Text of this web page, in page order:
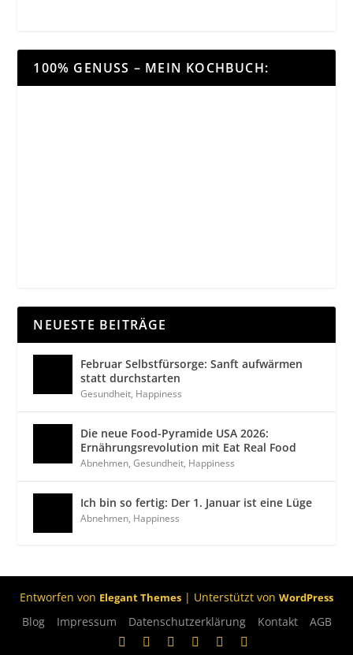
100% GENUSS – MEIN KOCHBUCH:
NEUESTE BEITRÄGE
Februar Selbstfürsorge: Sanft aufwärmen
statt durchstarten
Gesundheit, Happiness
Die neue Food-Pyramide USA 2026:
Ernährungsrevolution mit Eat Real Food
Abnehmen,Gesundheit, Happiness
Ich bin so fertig: Der 1. Januar ist eine Lüge
Abnehmen, Happiness
Entworfen von Elegant Themes | Unterstützt von WordPress
Blog Impressum Datenschutzerklärung Kontakt AGB